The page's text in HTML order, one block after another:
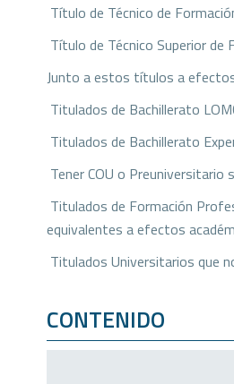
 Título de Técnico de
 Título de Técnico Superior
Junto a estos títulos a
 Titulados de Bachillerato
 Titulados de Bachillerato
 Tener COU o Preuniversitario
 Titulados de Formación
equivalentes a efectos
 Titulados Universitarios que
CONTENIDO